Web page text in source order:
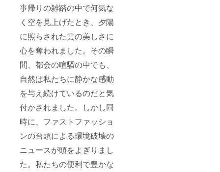
事帰りの雑踏の中で何気な
く空を見上げたとき、夕陽
に照らされた雲の美しさに
心を奪われました。その瞬
間、都会の喧騒の中でも、
自然は私たちに静かな感動
を与え続けているのだと気
付かされました。しかし同
時に、ファストファッショ
ンの台頭による環境破壊の
ニュースが頭をよぎりまし
た。私たちの便利で豊かな